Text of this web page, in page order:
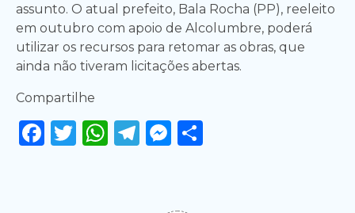
assunto. O atual prefeito, Bala Rocha (PP), reeleito
em outubro com apoio de Alcolumbre, poderá
utilizar os recursos para retomar as obras, que
ainda não tiveram licitações abertas.
Compartilhe
Facebook
Twitter
WhatsApp
Telegram
Messenger